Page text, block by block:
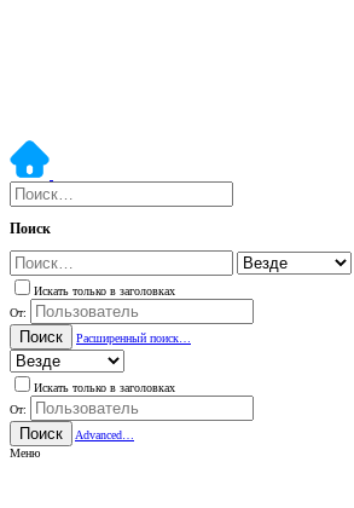
Поиск
Искать только в заголовках
От:
Поиск Расширенный поиск…
Искать только в заголовках
От:
Поиск
Advanced…
Меню